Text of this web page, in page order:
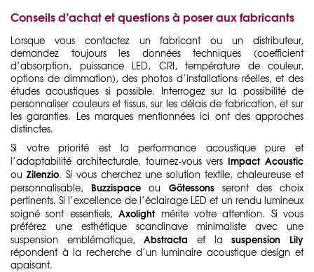
Conseils d’achat et questions à poser aux fabricants
Lorsque vous contactez un fabricant ou un distributeur,
demandez toujours les données techniques (coefficient
d’absorption, puissance LED, CRI, température de couleur,
options de dimmation), des photos d’installations réelles, et des
études acoustiques si possible. Interrogez sur la possibilité de
personnaliser couleurs et tissus, sur les délais de fabrication, et sur
les garanties. Les marques mentionnées ici ont des approches
distinctes.
Si votre priorité est la performance acoustique pure et
l’adaptabilité architecturale, tournez-vous versImpact Acoustic
ou Zilenzio. Si vous cherchez une solution textile, chaleureuse et
personnalisable,Buzzispace ou Götessonsseront des choix
pertinents. Si l’excellence de l’éclairage LED et un rendu lumineux
soigné sont essentiels,Axolight mérite votre attention. Si vous
préférez une esthétique scandinave minimaliste avec une
suspension emblématique,Abstracta et lasuspension Lily
répondent à la recherche d’un luminaire acoustique design et
apaisant.